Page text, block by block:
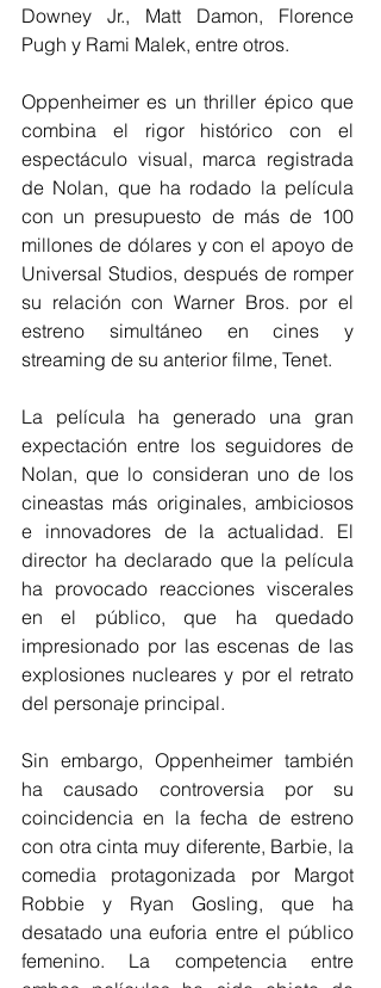
Downey Jr., Matt Damon, Florence
Pugh y Rami Malek, entre otros.
Oppenheimer es un thriller épico que
combina el rigor histórico con el
espectáculo visual, marca registrada
de Nolan, que ha rodado la película
con un presupuesto de más de 100
millones de dólares y con el apoyo de
Universal Studios, después de romper
su relación con Warner Bros. por el
estreno simultáneo en cines y
streaming de su anterior filme, Tenet.
La película ha generado una gran
expectación entre los seguidores de
Nolan, que lo consideran uno de los
cineastas más originales, ambiciosos
e innovadores de la actualidad. El
director ha declarado que la película
ha provocado reacciones viscerales
en el público, que ha quedado
impresionado por las escenas de las
explosiones nucleares y por el retrato
del personaje principal.
Sin embargo, Oppenheimer también
ha causado controversia por su
coincidencia en la fecha de estreno
con otra cinta muy diferente, Barbie, la
comedia protagonizada por Margot
Robbie y Ryan Gosling, que ha
desatado una euforia entre el público
femenino. La competencia entre